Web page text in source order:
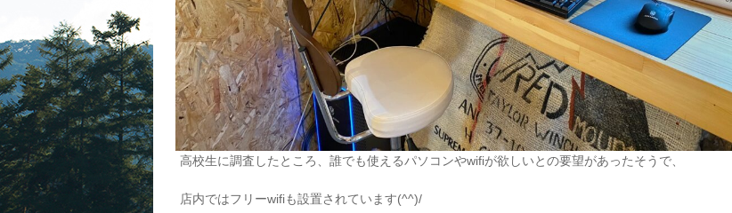
高校生に調査したところ、誰でも使えるパソコンやwifiが欲しいとの要望があったそうで、
店内ではフリーwifiも設置されています(^^)/